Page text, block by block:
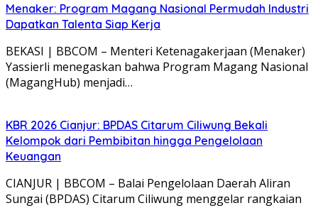
Menaker: Program Magang Nasional Permudah Industri
Dapatkan Talenta Siap Kerja
BEKASI | BBCOM – Menteri Ketenagakerjaan (Menaker)
Yassierli menegaskan bahwa Program Magang Nasional
(MagangHub) menjadi…
KBR 2026 Cianjur: BPDAS Citarum Ciliwung Bekali
Kelompok dari Pembibitan hingga Pengelolaan
Keuangan
CIANJUR | BBCOM – Balai Pengelolaan Daerah Aliran
Sungai (BPDAS) Citarum Ciliwung menggelar rangkaian